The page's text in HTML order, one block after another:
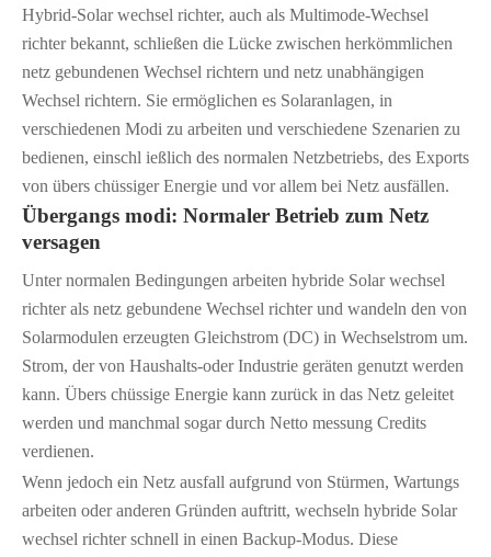
Hybrid-Solar wechsel richter, auch als Multimode-Wechsel
richter bekannt, schließen die Lücke zwischen herkömmlichen
netz gebundenen Wechsel richtern und netz unabhängigen
Wechsel richtern. Sie ermöglichen es Solaranlagen, in
verschiedenen Modi zu arbeiten und verschiedene Szenarien zu
bedienen, einschl ießlich des normalen Netzbetriebs, des Exports
von übers chüssiger Energie und vor allem bei Netz ausfällen.
Übergangs modi: Normaler Betrieb zum Netz
versagen
Unter normalen Bedingungen arbeiten hybride Solar wechsel
richter als netz gebundene Wechsel richter und wandeln den von
Solarmodulen erzeugten Gleichstrom (DC) in Wechselstrom um.
Strom, der von Haushalts-oder Industrie geräten genutzt werden
kann. Übers chüssige Energie kann zurück in das Netz geleitet
werden und manchmal sogar durch Netto messung Credits
verdienen.
Wenn jedoch ein Netz ausfall aufgrund von Stürmen, Wartungs
arbeiten oder anderen Gründen auftritt, wechseln hybride Solar
wechsel richter schnell in einen Backup-Modus. Diese